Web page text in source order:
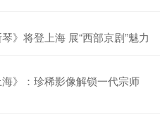
》将登上海 展“西部京剧”魅力
》：珍稀影像解锁一代宗师